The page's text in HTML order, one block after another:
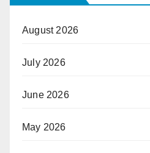
August 2026
July 2026
June 2026
May 2026